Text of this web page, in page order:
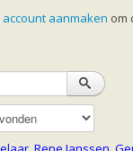
informatie
aanmaken om